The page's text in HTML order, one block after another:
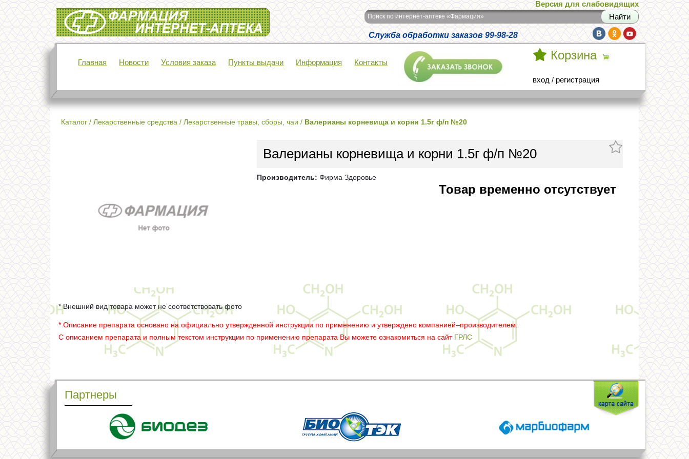
Интернет-аптека Фармация
Версия для слабовидящих
Поиск по интернет-аптеке «Фармация»
Служба обработки заказов 99-98-28
Главная Новости Условия заказа Пункты выдачи Информация Контакты
Корзина
вход / регистрация
Каталог / Лекарственные средства / Лекарственные травы, сборы, чаи / Валерианы корневища и корни 1.5г ф/п №20
Валерианы корневища и корни 1.5г ф/п №20
Производитель: Фирма Здоровье
Товар временно отсутствует
* Внешний вид товара может не соответствовать фото
* Описание препарата основано на официально утвержденной инструкции по применению и утверждено компанией–производителем.
С описанием препарата и полным текстом инструкции по применению препарата Вы можете ознакомиться на сайт ГРЛС
Партнеры